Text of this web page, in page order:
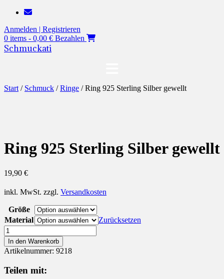
Zum
springen
Anmelden | Registrieren
0 items - 0,00 € Bezahlen
Schmuckati
Start / Schmuck /Ringe / Ring 925 Sterling Silber gewellt
Ring 925 Sterling Silber gewellt
19,90 €
inkl. MwSt. zzgl. Versandkosten
Größe
Material
Zurücksetzen
Ring
925
Sterling
Silber
gewellt
Menge
In den Warenkorb
Artikelnummer: 9218
Teilen mit: